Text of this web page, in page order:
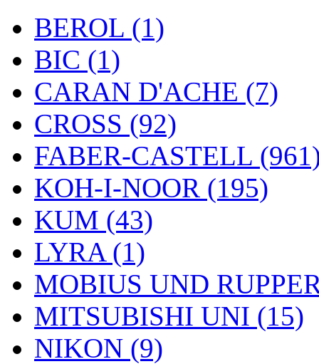
BEROL (1)
BIC (1)
CARAN D'ACHE (7)
CROSS (92)
FABER-CASTELL
KOH-I-NOOR (195)
KUM (43)
LYRA (1)
MOBIUS UND
MITSUBISHI UNI (15)
NIKON (9)